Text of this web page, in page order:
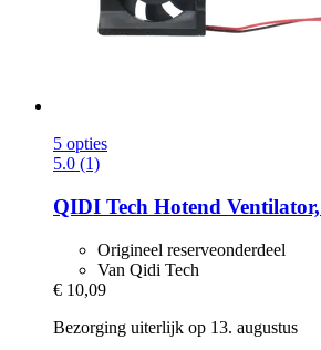
5 opties
5.0 (1)
QIDI Tech Hotend
Origineel reserveonderdeel
Van Qidi Tech
€ 10,09
Bezorging uiterlijk op 13. augustus